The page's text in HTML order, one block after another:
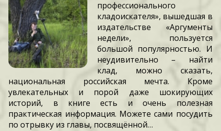
профессионального
кладоискателя», вышедшая в
издательстве «Аргументы
недели», пользуется
большой популярностью. И
неудивительно – найти
клад, можно сказать,
национальная российская мечта. Кроме
увлекательных и порой даже шокирующих
историй, в книге есть и очень полезная
практическая информация. Можете сами посудить
по отрывку из главы, посвящённой…